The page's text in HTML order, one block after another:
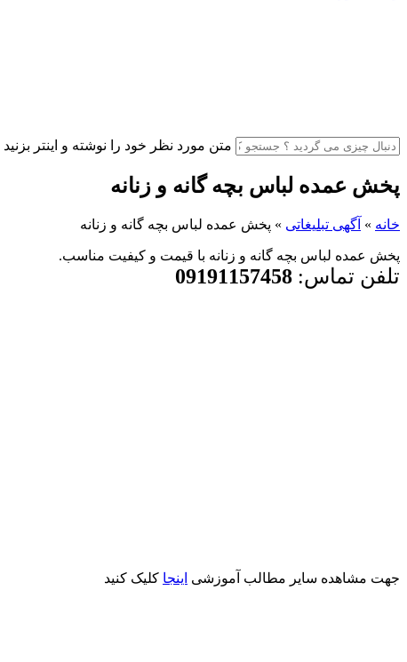
متن مورد نظر خود را نوشته و اینتر بزنید
پخش عمده لباس بچه گانه و زنانه
خانه » آگهی تبلیغاتی » پخش عمده لباس بچه گانه و زنانه
پخش عمده لباس بچه گانه و زنانه با قیمت و کیفیت مناسب.
تلفن تماس: 09191157458
جهت مشاهده سایر مطالب آموزشی اینجا کلیک کنید